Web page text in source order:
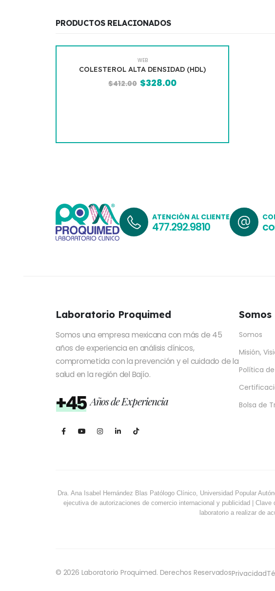
PRODUCTOS RELACIONADOS
WEB
COLESTEROL ALTA DENSIDAD (HDL)
$412.00 $328.00
ATENCIÓN AL CLIENTE
477.292.9810
Laboratorio Proquimed
Somos una empresa mexicana con más de 45
años de experiencia en análisis clínicos,
comprometida con la prevención y el cuidado de la
salud en la región del Bajío.
+45 Años de Experiencia
Somos
Somos
Misión,
Política
Bolsa de
Dra. Ana Isabel Hernández Blas Patólogo Clínico, Universidad Popular
ejecutiva de autorizaciones de comercio internacional y publicidad |
laboratorio a realizar de
© 2026 Laboratorio Proquimed. Derechos ReservadosPrivacidad